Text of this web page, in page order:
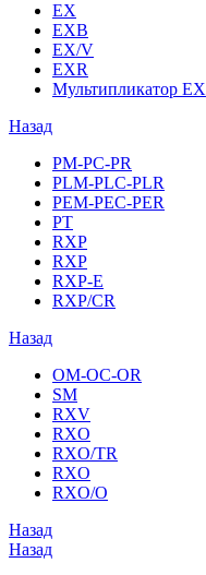
EX
EXB
EX/V
EXR
Мультипликатор EX
Назад
PM-PC-PR
PLM-PLC-PLR
PEM-PEC-PER
PT
RXP
RXP
RXP-E
RXP/CR
Назад
OM-OC-OR
SM
RXV
RXO
RXO/TR
RXO
RXO/O
Назад
Назад